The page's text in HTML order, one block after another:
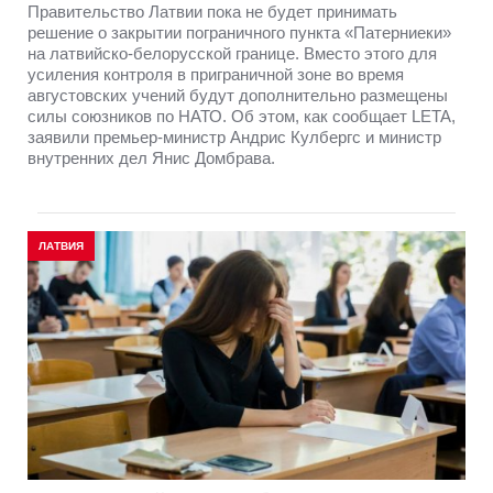
Правительство Латвии пока не будет принимать
решение о закрытии пограничного пункта «Патерниеки»
на латвийско-белорусской границе. Вместо этого для
усиления контроля в приграничной зоне во время
августовских учений будут дополнительно размещены
силы союзников по НАТО. Об этом, как сообщает LETA,
заявили премьер-министр Андрис Кулбергс и министр
внутренних дел Янис Домбрава.
ЛАТВИЯ